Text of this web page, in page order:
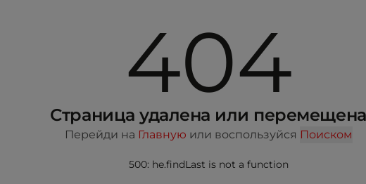
404
Страница удалена или перемещена
Перейди на Главную или воспользуйся Поиском
500: he.findLast is not a function